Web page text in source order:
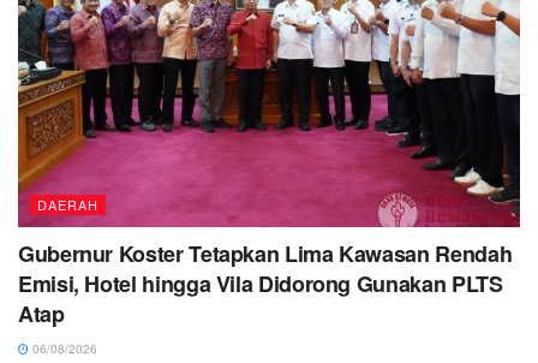
DAERAH
Gubernur Koster Tetapkan Lima Kawasan Rendah
Emisi, Hotel hingga Vila Didorong Gunakan PLTS
Atap
06/08/2026